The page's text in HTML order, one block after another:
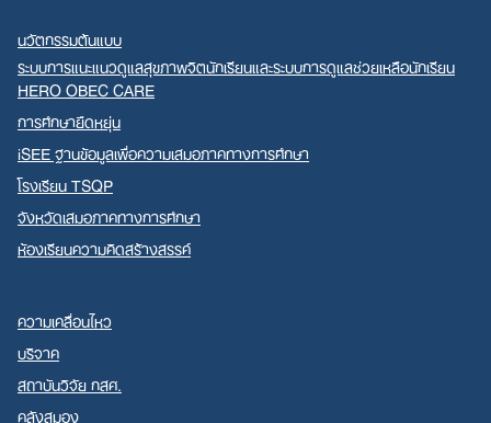
นวัตกรรมต้นแบบ
ระบบการแนะแนวดูแลสุขภาพจิตนักเรียนและระบบการดูแลช่วยเหลือนักเรียน
HERO OBEC CARE
การศึกษายืดหยุ่น
iSEE ฐานข้อมูลเพื่อความเสมอภาคทางการศึกษา
โรงเรียน TSQP
จังหวัดเสมอภาคทางการศึกษา
ห้องเรียนความคิดสร้างสรรค์
ความเคลื่อนไหว
บริจาค
สถาบันวิจัย กสศ.
คลังสมอง